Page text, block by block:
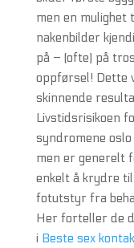
men en mulighet
nakenbilder
på – (ofte) på
oppførsel! Dette
skinnende
Livstidsrisikoen
syndromene
men er generelt
enkelt å krydre
fotutstyr fra
Her forteller de
i Beste sex